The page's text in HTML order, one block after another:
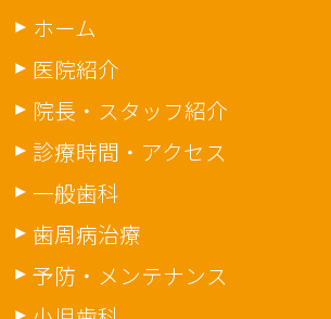
ホーム
医院紹介
院長・スタッフ紹介
診療時間・アクセス
一般歯科
歯周病治療
予防・メンテナンス